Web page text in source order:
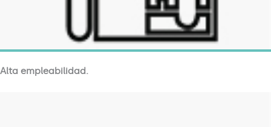
Alta empleabilidad.